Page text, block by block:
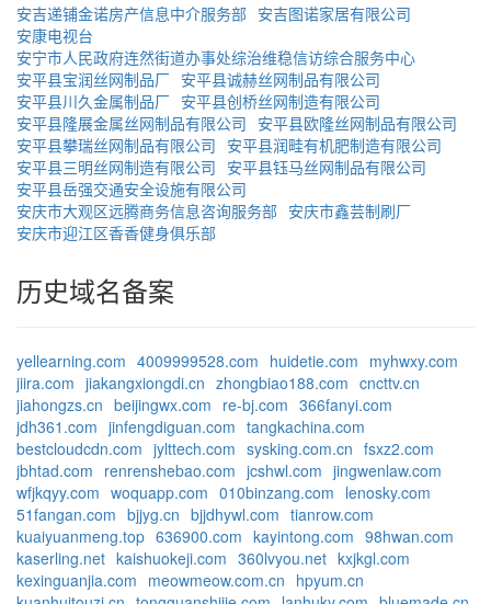
安吉递铺金诺房产信息中介服务部 安吉图诺家居有限公司
安康电视台
安宁市人民政府连然街道办事处综治维稳信访综合服务中心
安平县宝润丝网制品厂 安平县诚赫丝网制品有限公司
安平县川久金属制品厂 安平县创桥丝网制造有限公司
安平县隆展金属丝网制品有限公司 安平县欧隆丝网制品有限公司
安平县攀瑞丝网制品有限公司 安平县润畦有机肥制造有限公司
安平县三明丝网制造有限公司 安平县钰马丝网制品有限公司
安平县岳强交通安全设施有限公司
安庆市大观区远腾商务信息咨询服务部 安庆市鑫芸制刷厂
安庆市迎江区香香健身俱乐部
历史域名备案
yellearning.com 4009999528.com huidetie.com myhwxy.com
jiira.com jiakangxiongdi.cn zhongbiao188.com cncttv.cn
jiahongzs.cn beijingwx.com re-bj.com 366fanyi.com
jdh361.com jinfengdiguan.com tangkachina.com
bestcloudcdn.com jylttech.com sysking.com.cn fsxz2.com
jbhtad.com renrenshebao.com jcshwl.com jingwenlaw.com
wfjkqyy.com woquapp.com 010binzang.com lenosky.com
51fangan.com bjjyg.cn bjjdhywl.com tianrow.com
kuaiyuanmeng.top 636900.com kayintong.com 98hwan.com
kaserling.net kaishuokeji.com 360lvyou.net kxjkgl.com
kexinguanjia.com meowmeow.com.cn hpyum.cn